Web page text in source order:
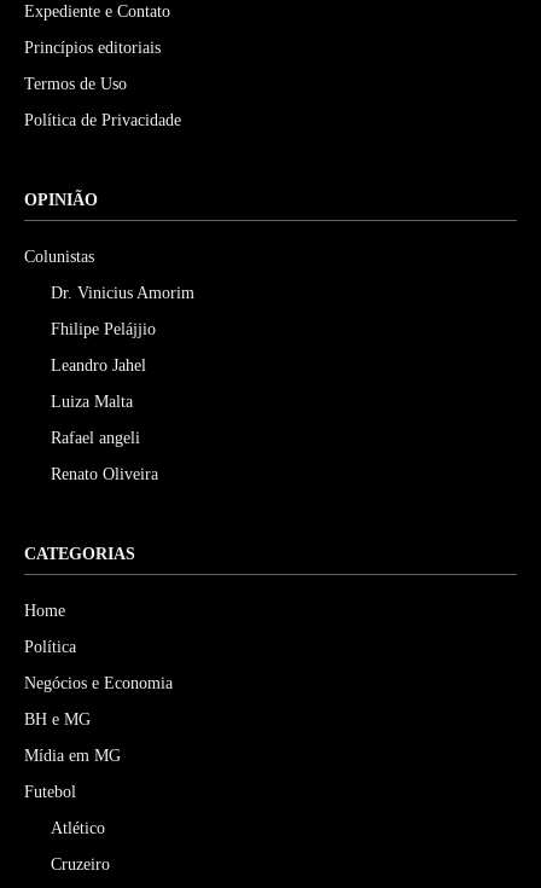
Expediente e Contato
Princípios editoriais
Termos de Uso
Política de Privacidade
OPINIÃO
Colunistas
Dr. Vinicius Amorim
Fhilipe Pelájjio
Leandro Jahel
Luiza Malta
Rafael angeli
Renato Oliveira
CATEGORIAS
Home
Política
Negócios e Economia
BH e MG
Mídia em MG
Futebol
Atlético
Cruzeiro